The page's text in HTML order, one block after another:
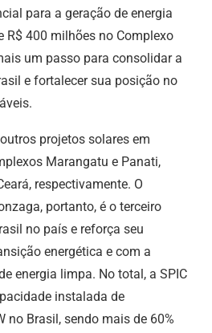
para a geração de energia
R$ 400 milhões no Complexo
um passo para consolidar a
e fortalecer sua posição no
projetos solares em
Marangatu e Panati,
respectivamente. O
portanto, é o terceiro
no país e reforça seu
energética e com a
energia limpa. No total, a SPIC
instalada de
no Brasil, sendo mais de 60%